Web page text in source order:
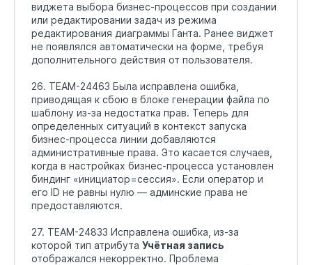
виджета выбора бизнес-процессов при создании
или редактировании задач из режима
редактирования диаграммы Ганта. Ранее виджет
не появлялся автоматически на форме, требуя
дополнительного действия от пользователя.
26. TEAM-24463 Была исправлена ошибка,
приводящая к сбою в блоке генерации файла по
шаблону из-за недостатка прав. Теперь для
определенных ситуаций в контекст запуска
бизнес-процесса линии добавляются
административные права. Это касается случаев,
когда в настройках бизнес-процесса установлен
биндинг «инициатор=сессия». Если оператор и
его ID не равны нулю — админские права не
предоставляются.
27. TEAM-24833 Исправлена ошибка, из-за
которой тип атрибута Учётная запись
отображался некорректно. Проблема